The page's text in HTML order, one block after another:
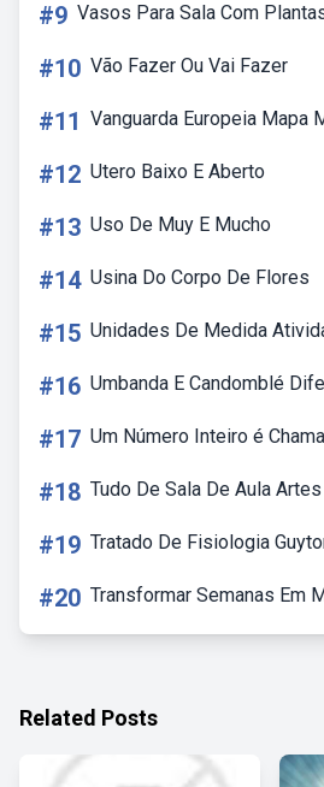
#9 Vasos Para Sala Com
#10 Vão Fazer Ou Vai Fazer
#11 Vanguarda Europeia Mapa
#12 Utero Baixo E Aberto
#13 Uso De Muy E Mucho
#14 Usina Do Corpo De Flores
#15 Unidades De Medida
#16 Umbanda E Candomblé
#17 Um Número Inteiro é
#18 Tudo De Sala De Aula Artes
#19 Tratado De Fisiologia
#20 Transformar Semanas Em
Related Posts